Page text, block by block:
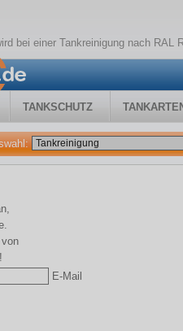
bei einer Tankreinigung nach RAL
TANKSCHUTZ
E-Mail